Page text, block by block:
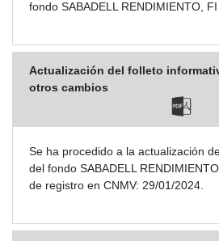
fondo SABADELL RENDIMIENTO, FI
Actualización del folleto
otros cambios
Se ha procedido a la actualización
del fondo SABADELL
de registro en CNMV: 29/01/2024.